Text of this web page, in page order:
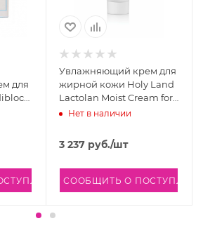
для
Увлажняющий крем для
жирной кожи Holy Land
Lactolan Moist Cream for
Oily, 70 мл
Нет в наличии
3 237 руб./шт
СООБЩИТЬ О